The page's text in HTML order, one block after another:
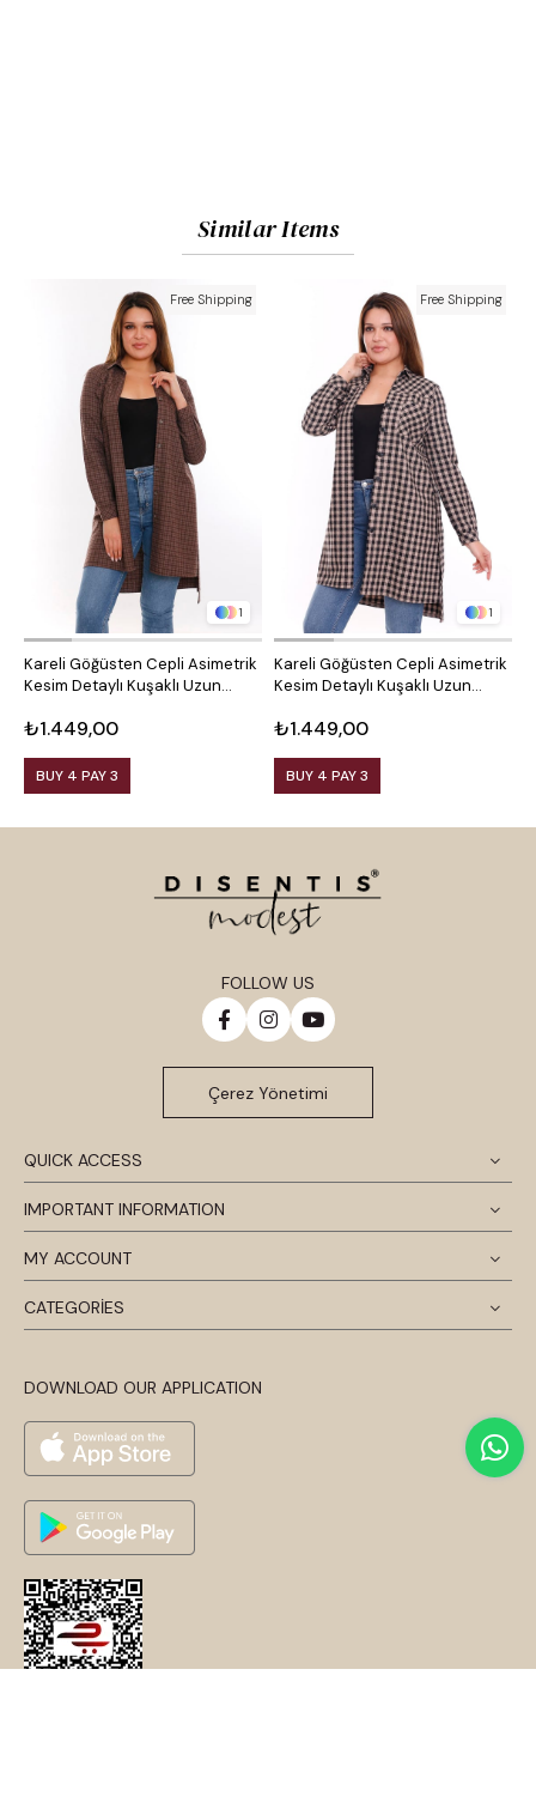
Similar Items
1
Kareli Göğüsten Cepli Asimetrik
Kesim Detaylı Kuşaklı Uzun
₺1.449,00
BUY 4 PAY 3
Free Shipping
1
Kareli Göğüsten Cepli Asimetrik
Kesim Detaylı Kuşaklı Uzun
₺1.449,00
BUY 4 PAY 3
Free Shipping
QUICK ACCESS
IMPORTANT INFORMATION
MY ACCOUNT
CATEGORİES
DOWNLOAD OUR APPLICATION
FOLLOW US
Çerez Yönetimi